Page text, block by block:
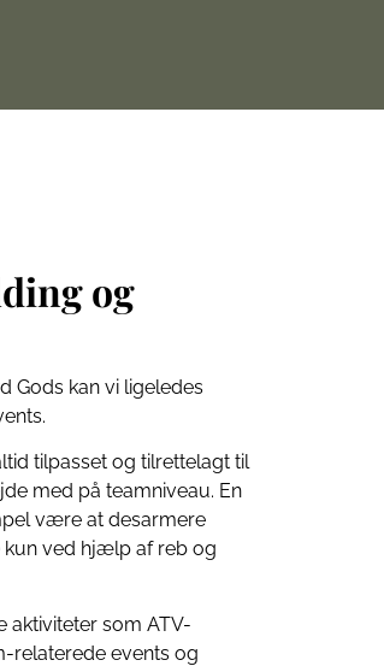
og
Gods kan vi ligeledes
tilpasset og tilrettelagt til
med på teamniveau. En
være at desarmere
kun ved hjælp af reb og
aktiviteter som ATV-
relaterede events og